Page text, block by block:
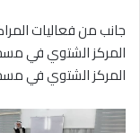
جانب من فعاليات
المركز الشتوي في
المركز الشتوي في